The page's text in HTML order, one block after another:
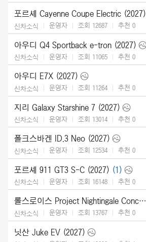
포르셰 Cayenne Coupe Electric (2027)
신차소식 운영자 조회 12687 추천 0
아우디 Q4 Sportback e-tron (2027)
신차소식 운영자 조회 11065 추천 0
아우디 E7X (2027)
신차소식 운영자 조회 11264 추천 0
지리 Galaxy Starshine 7 (2027)
신차소식 운영자 조회 13014 추천 0
폴크스바겐 ID.3 Neo (2027)
신차소식 운영자 조회 12534 추천 0
포르셰 911 GT3 S-C (2027) (1)
신차소식 운영자 조회 16148 추천 0
롤스로이스 Project Nightingale Concept (2026)
신차소식 운영자 조회 13767 추천 0
닛산 Juke EV (2027)